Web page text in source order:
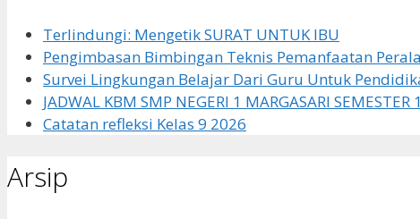
Terlindungi: Mengetik SURAT UNTUK IBU
Pengimbasan Bimbingan Teknis Pemanfaatan
Survei Lingkungan Belajar Dari Guru Untuk
JADWAL KBM SMP NEGERI 1 MARGASARI SEMESTER 1
Catatan refleksi Kelas 9 2026
Arsip